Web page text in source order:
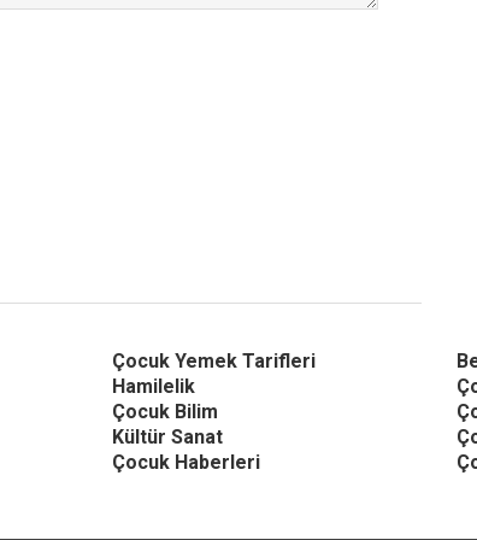
Çocuk Yemek Tarifleri
Hamilelik
Çocuk Bilim
Kültür Sanat
Çocuk Haberleri